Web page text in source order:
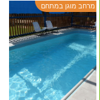
מרחב מוגן במתחם